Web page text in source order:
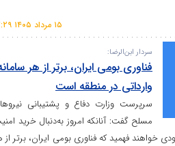
ایران، برتر از هر سامانه
منطقه است
دفاع و پشتیبانی نیرو‌های
امروز به‌دنبال خرید امنیت
فناوری بومی ایران، برتر از هر